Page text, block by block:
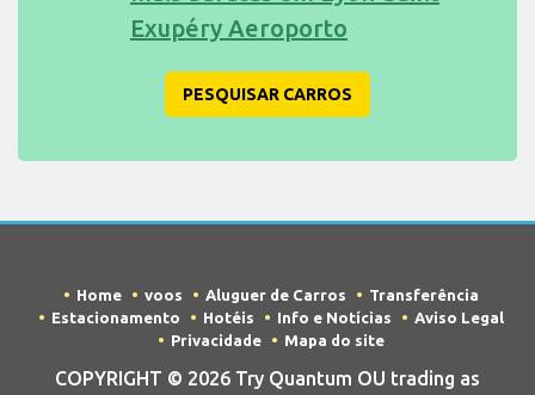
Exupéry Aeroporto
PESQUISAR CARROS
Home voos Aluguer de Carros
Transferência
Estacionamento
Hotéis Info e Notícias
Aviso Legal
Privacidade
Mapa do site
COPYRIGHT © 2026 Try Quantum OU trading as